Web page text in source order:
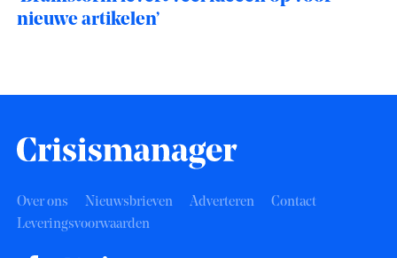
nieuwe artikelen’
Over ons Nieuwsbrieven Adverteren
Contact
Leveringsvoorwaarden